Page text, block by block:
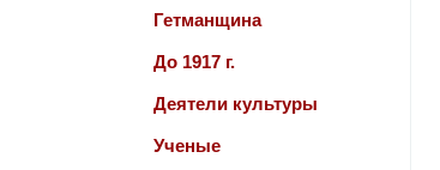
Гетманщина
До 1917 г.
Деятели культуры
Ученые